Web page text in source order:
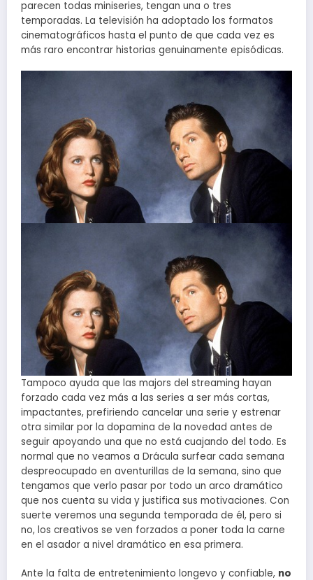
parecen todas miniseries, tengan una o tres
temporadas. La televisión ha adoptado los formatos
cinematográficos hasta el punto de que cada vez es
más raro encontrar historias genuinamente episódicas.
Tampoco ayuda que las majors del streaming hayan
forzado cada vez más a las series a ser más cortas,
impactantes, prefiriendo cancelar una serie y estrenar
otra similar por la dopamina de la novedad antes de
seguir apoyando una que no está cuajando del todo. Es
normal que no veamos a Drácula surfear cada semana
despreocupado en aventurillas de la semana, sino que
tengamos que verlo pasar por todo un arco dramático
que nos cuenta su vida y justifica sus motivaciones. Con
suerte veremos una segunda temporada de él, pero si
no, los creativos se ven forzados a poner toda la carne
en el asador a nivel dramático en esa primera.
Ante la falta de entretenimiento longevo y confiable, no